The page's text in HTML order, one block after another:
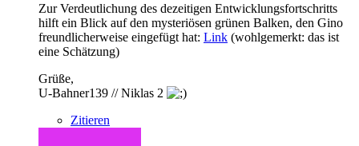
Zur Verdeutlichung des dezeitigen Entwicklungsfortschritts
hilft ein Blick auf den mysteriösen grünen Balken, den Gino
freundlicherweise eingefügt hat: Link (wohlgemerkt: das ist
eine Schätzung)
Grüße,
U-Bahner139 // Niklas 2
Zitieren